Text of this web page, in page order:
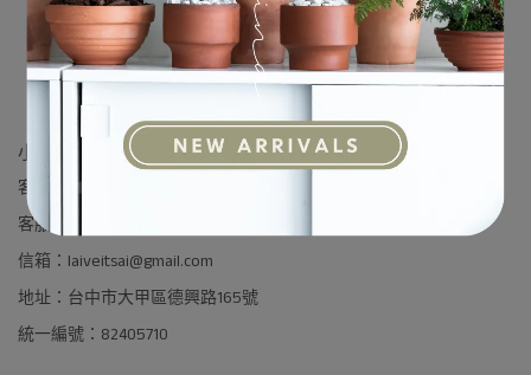
小菜一盆工作室
客服專線：04-26803955 (平日大伙都在栽培場此非客服電話)
客服時間：Mon. to Fri. 9:30~17:30
信箱：laiveitsai@gmail.com
地址：台中市大甲區德興路165號
統一編號：82405710